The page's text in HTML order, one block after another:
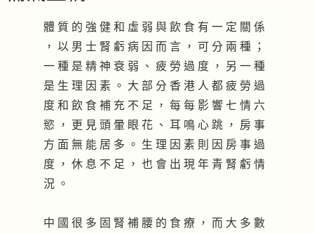
體 質 的 強 健 和 虛 弱 與 飲 食 有 一 定 關 係
， 以 男 士 腎 虧 病 因 而 言 ， 可 分 兩 種 ；
一 種 是 精 神 衰 弱 、 疲 勞 過 度 ， 另 一 種
是 生 理 因 素 。 大 部 分 香 港 人 都 疲 勞 過
度 和 飲 食 補 充 不 足 ， 每 每 影 響 七 情 六
慾 ， 更 見 頭 暈 眼 花 、 耳 鳴 心 跳 ， 房 事
方 面 無 能 居 多 。 生 理 因 素 則 因 房 事 過
度 ， 休 息 不 足 ， 也 會 出 現 年 青 腎 虧 情
況 。
中 國 很 多 固 腎 補 腰 的 食 療 ， 而 大 多 數